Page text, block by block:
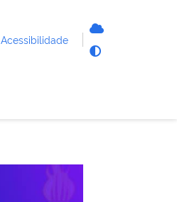
Acessibilidade